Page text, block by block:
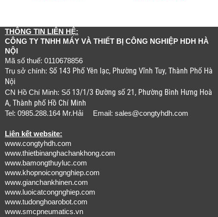
THÔNG TIN LIÊN HỆ:
CÔNG TY TNHH MÁY VÀ THIẾT BỊ CÔNG NGHIỆP HDH HÀ
NỘI
Mã số thuế: 0110678856
Trụ sở chính: Số 143 Phố Yên lạc, Phường Vĩnh Tuy, Thành Phố Hà
Nội
CN Hồ Chí Minh: Số 13/1/3 Đường số 21, Phường Bình Hưng Hoà
A, Thành phố Hồ Chí Minh
Tel: 0985.288.164 Mr.Hải Email: sales@congtyhdh.com
Liên kết website:
www.congtyhdh.com
www.thietbinanghachankhong.com
www.bamongthuyluc.com
www.khopnoicongnghiep.com
www.gianchankhinen.com
www.luoicatcongnghiep.com
www.tudonghoarobot.com
www.smcpneumatics.vn